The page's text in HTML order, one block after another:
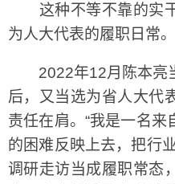
这种不等不靠的实干
为人大代表的履职日常。
2022年12月陈本亮当
后，又当选为省人大代
责任在肩。“我是一名
的困难反映上去，把行
调研走访当成履职常态